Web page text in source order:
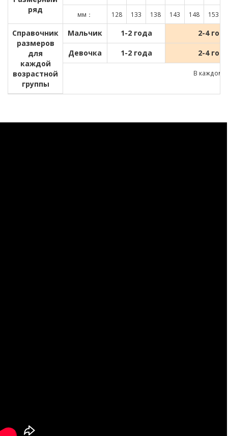
ряд
мм： 128 133 138 143 148 153
Справочник
размеров
для
каждой
возрастной
группы
Мальчик 1-2 года 2-4
Девочка 1-2 года 2-4
В каждом